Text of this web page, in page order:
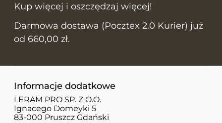
Kup więcej i oszczędzaj więcej!
Darmowa dostawa (Pocztex 2.0 Kurier) już
od 660,00 zł.
Informacje dodatkowe
LERAM PRO SP. Z O.O.
Ignacego Domeyki 5
83-000 Pruszcz Gdański